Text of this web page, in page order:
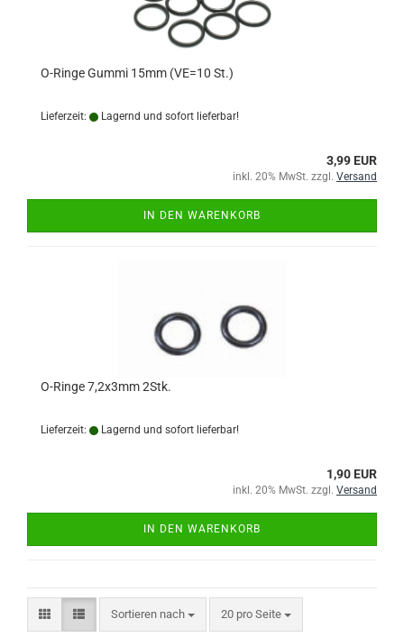
O-Ringe Gummi 15mm (VE=10 St.)
Lieferzeit: Lagernd und sofort lieferbar!
3,99 EUR
inkl. 20% MwSt. zzgl. Versand
IN DEN WARENKORB
O-Ringe 7,2x3mm 2Stk.
Lieferzeit: Lagernd und sofort lieferbar!
1,90 EUR
inkl. 20% MwSt. zzgl. Versand
IN DEN WARENKORB
Sortieren nach
Sortieren nach 20 pro Seite
pro Seite